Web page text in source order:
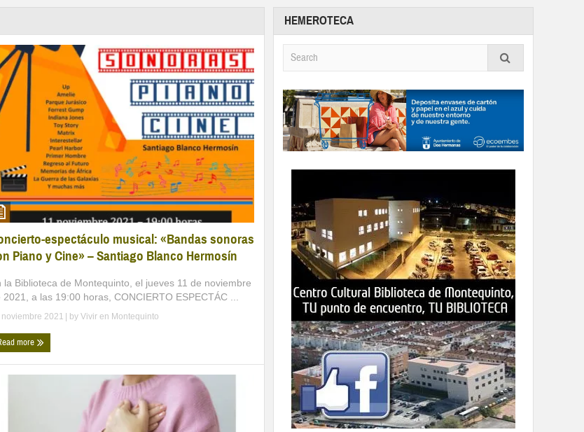
espectáculo musical: «Bandas sonoras
Piano y Cine» – Santiago Blanco Hermosín
la Biblioteca de Montequinto, el jueves 11 de noviembre
2021, a las 19:00 horas, CONCIERTO ESPECTÁC ...
2021 | by Vivir en Montequinto
more
HEMEROTECA